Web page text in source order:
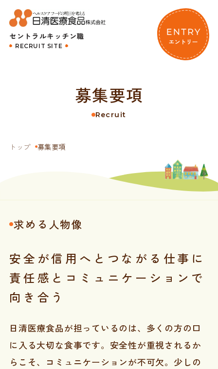
セントラルキッチン職
RECRUIT SITE
募集要項
Recruit
トップ 募集要項
求める人物像
安全が信用へとつながる仕事に
責任感とコミュニケーションで
向き合う
日清医療食品が担っているのは、多くの方の口
に入る大切な食事です。安全性が重視されるか
らこそ、コミュニケーションが不可欠。少しの